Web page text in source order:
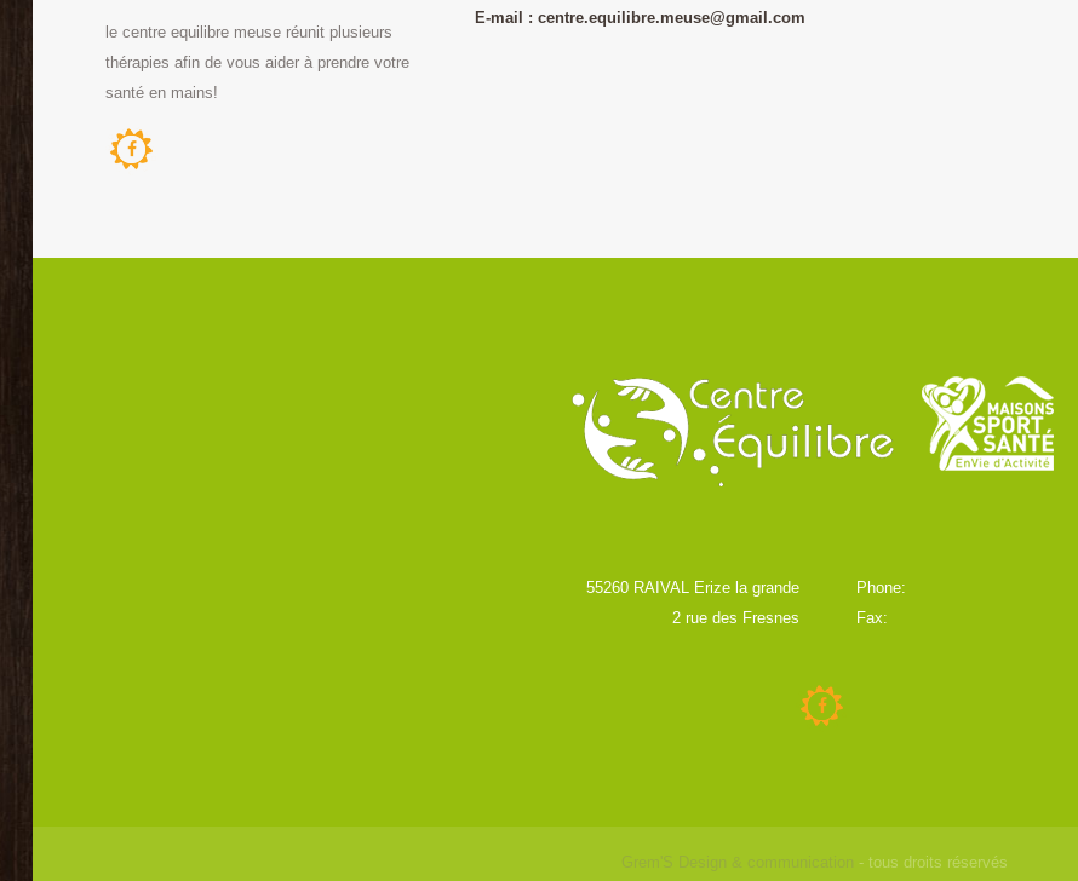
le centre equilibre meuse réunit plusieurs
thérapies afin de vous aider à prendre votre
santé en mains!
E-mail : centre.equilibre.meuse@gmail.com
Phone:
Fax:
55260 RAIVAL Erize la grande
2 rue des Fresnes
Grem'S Design & communication - tous droits réservés